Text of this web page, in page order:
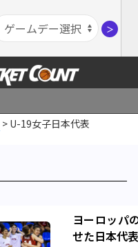
＞
> U-19女子日本代表
ヨーロッパ
せた日本代